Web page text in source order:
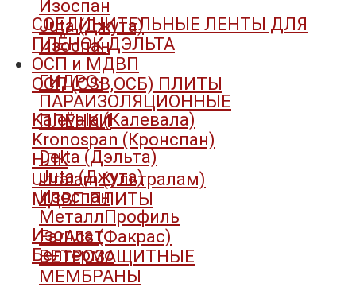
Изоспан
Juta (Джута)
Изоспан
ГИДРО-
ПАРАИЗОЛЯЦИОННЫЕ
ПЛЁНКИ
Delta (Дэльта)
Juta (Джута)
Изоспан
МеталлПрофиль
FarAcs (Факрас)
ВЕТРОЗАЩИТНЫЕ
МЕМБРАНЫ
СОЕДИНИТЕЛЬНЫЕ ЛЕНТЫ ДЛЯ
ПЛЁНОК ДЭЛЬТА
ОСП и МДВП
ОСП (OSB,ОСБ) ПЛИТЫ
Kalevala (Калевала)
Kronospan (Кронспан)
НЛК
Ultralam (Ультралам)
МДВП ПЛИТЫ
Изоплат
Белтермо